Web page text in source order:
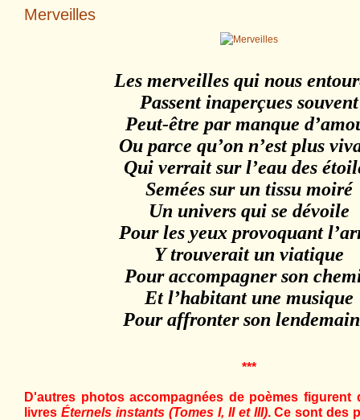
Merveilles
Les merveilles qui nous
Passent inaperçues souvent
Peut-être par manque
Ou parce qu’on n’est plus
Qui verrait sur l’eau des
Semées sur un tissu moiré
Un univers qui se dévoile
Pour les yeux provoquant
Y trouverait un viatique
Pour accompagner son
Et l’habitant une musique
Pour affronter son
***
D'autres photos accompagnées de poèmes figurent
livres Éternels instants (Tomes I, II et III). Ce sont des